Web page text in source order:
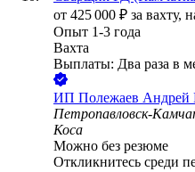
от 425 000 ₽ за вахту,
Опыт 1-3 года
Вахта
Выплаты: Два раза в
ИП Полежаев Андрей
Петропавловск-
Коса
Можно без резюме
Откликнитесь среди